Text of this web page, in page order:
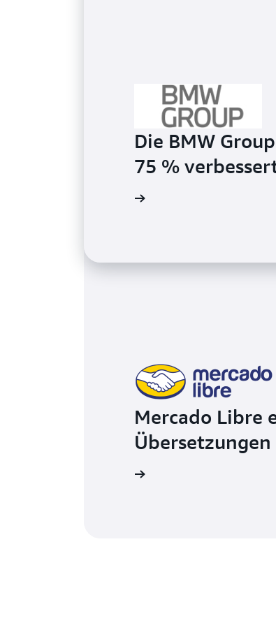
Die BMW
75 %
Mercado Libre